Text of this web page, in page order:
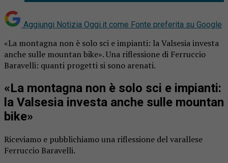
Aggiungi Notizia Oggi.it come Fonte preferita su Google
«La montagna non è solo sci e impianti: la Valsesia investa
anche sulle mountan bike». Una riflessione di Ferruccio
Baravelli: quanti progetti si sono arenati.
«La montagna non è solo sci e impianti:
la Valsesia investa anche sulle mountan
bike»
Riceviamo e pubblichiamo una riflessione del varallese
Ferruccio Baravelli.